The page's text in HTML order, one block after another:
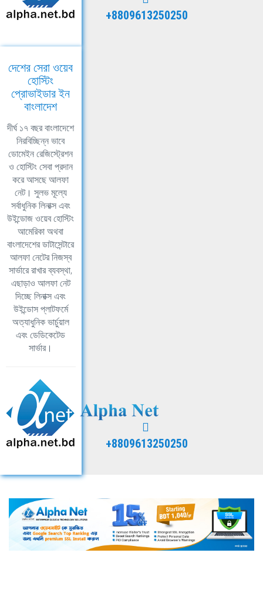
+8809613250250
দেশের সেরা ওয়েব
হোস্টিং
প্রোভাইডার ইন
বাংলাদেশ
দীর্ঘ ১৭ বছর বাংলাদেশে
নিরবিচ্ছিন্ন ভাবে
ডোমেইন রেজিস্ট্রেশন
ও হোস্টিং সেবা প্রদান
করে আসছে আলফা
নেট। সুলভ মূল্যে
সর্বাধুনিক লিনাক্স এবং
উইন্ডোজ ওয়েব হোস্টিং
আমেরিকা অথবা
বাংলাদেশের ডাটাসেন্টারে
আলফা নেটের নিজস্ব
সার্ভারে রাখার ব্যবস্থা,
এছাড়াও আলফা নেট
দিচ্ছে লিনাক্স এবং
উইন্ডোস প্লাটফর্মে
অত্যাধুনিক ভার্চুয়াল
এবং ডেডিকেটেড
সার্ভার।
+8809613250250